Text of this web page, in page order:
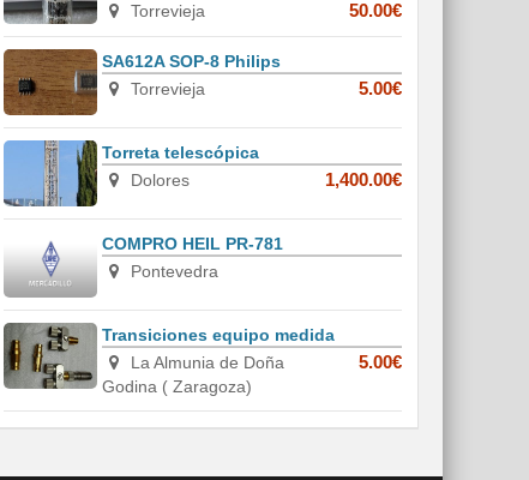
Torrevieja
50.00€
SA612A SOP-8 Philips
Torrevieja
5.00€
Torreta telescópica
Dolores
1,400.00€
COMPRO HEIL PR-781
Pontevedra
Transiciones equipo medida
La Almunia de Doña
Godina ( Zaragoza)
5.00€